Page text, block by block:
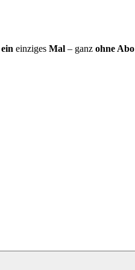
ein einziges Mal – ganz ohne Abo